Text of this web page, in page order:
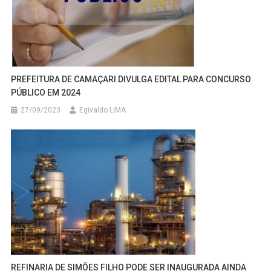
PREFEITURA DE CAMAÇARI DIVULGA EDITAL PARA CONCURSO
PÚBLICO EM 2024
27/09/2023 Egivaldo LIMA
REFINARIA DE SIMÕES FILHO PODE SER INAUGURADA AINDA